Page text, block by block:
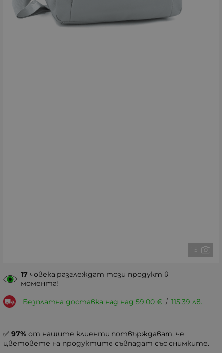
1 5
17 човека разглеждат този продукт в
момента!
Безплатна доставка над над 59.00 € / 115.39 лв.
✅ 97% от нашите клиенти потвърждават, че
цветовете на продуктите съвпадат със снимките.